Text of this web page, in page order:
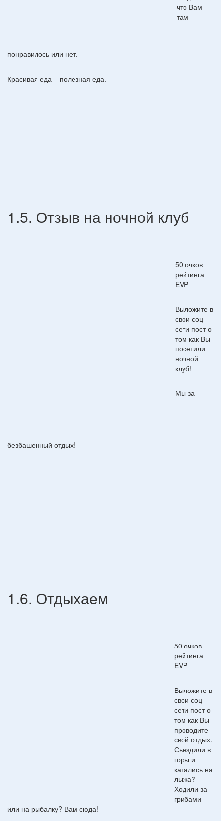
что Вам
там
понравилось или нет.
Красивая еда – полезная еда.
1.5. Отзыв на ночной клуб
50 очков
рейтинга
EVP
Выложите в
свои соц-
сети пост о
том как Вы
посетили
ночной
клуб!
Мы за
безбашенный отдых!
1.6. Отдыхаем
50 очков
рейтинга
EVP
Выложите в
свои соц-
сети пост о
том как Вы
проводите
свой отдых.
Сьездили в
горы и
катались на
лыжа?
Ходили за
грибами
или на рыбалку? Вам сюда!